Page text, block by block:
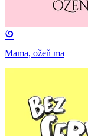
Mama, ožeň ma